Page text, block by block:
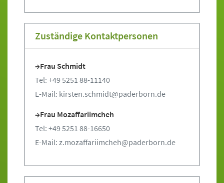
Zuständige Kontaktpersonen
Frau Schmidt
Tel: +49 5251 88-11140
E-Mail: kirsten.schmidt@paderborn.de
Frau Mozaffariimcheh
Tel: +49 5251 88-16650
E-Mail: z.mozaffariimcheh@paderborn.de